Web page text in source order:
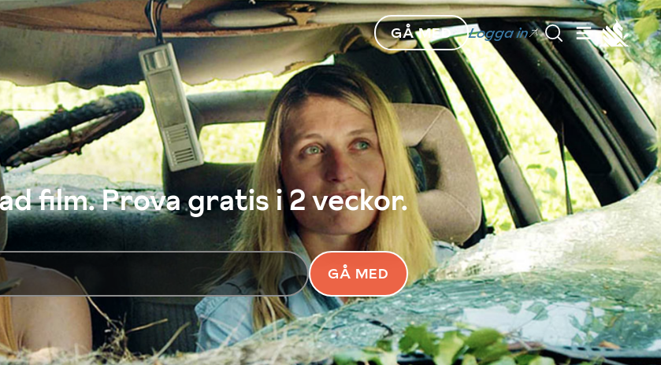
GÅ MED Logga in
film. Prova gratis i 2 veckor.
GÅ MED